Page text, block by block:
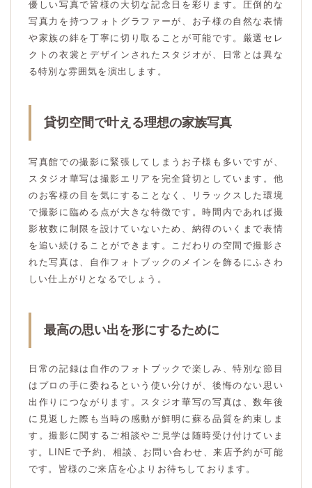
優しい写真で皆様の大切な記念日を彩ります。圧倒的な
写真力を持つフォトグラファーが、お子様の自然な表情
や家族の絆を丁寧に切り取ることが可能です。厳選セレ
クトの衣裳とデザインされたスタジオが、日常とは異な
る特別な雰囲気を演出します。
貸切空間で叶える理想の家族写真
写真館での撮影に緊張してしまうお子様も多いですが、
スタジオ華写は撮影エリアを完全貸切としています。他
のお客様の目を気にすることなく、リラックスした環境
で撮影に臨める点が大きな特徴です。時間内であれば撮
影枚数に制限を設けていないため、納得のいくまで表情
を追い続けることができます。こだわりの空間で撮影さ
れた写真は、自作フォトブックのメインを飾るにふさわ
しい仕上がりとなるでしょう。
最高の思い出を形にするために
日常の記録は自作のフォトブックで楽しみ、特別な節目
はプロの手に委ねるという使い分けが、後悔のない思い
出作りにつながります。スタジオ華写の写真は、数年後
に見返した際も当時の感動が鮮明に蘇る品質を約束しま
す。撮影に関するご相談やご見学は随時受け付けていま
す。LINEで予約、相談、お問い合わせ、来店予約が可能
です。皆様のご来店を心よりお待ちしております。